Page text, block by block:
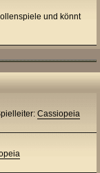
und könnt
Cassiopeia